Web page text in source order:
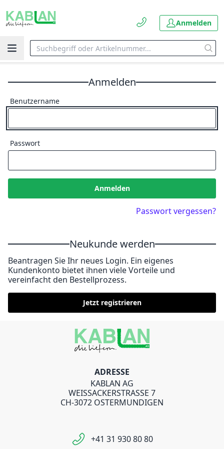
Anmelden
Anmelden
Benutzername
Passwort
Anmelden
Passwort vergessen?
Neukunde werden
Beantragen Sie Ihr neues Login. Ein eigenes
Kundenkonto bietet ihnen viele Vorteile und
vereinfacht den Bestellprozess.
Jetzt registrieren
ADRESSE
KABLAN AG
WEISSACKERSTRASSE 7
CH-3072 OSTERMUNDIGEN
+41 31 930 80 80